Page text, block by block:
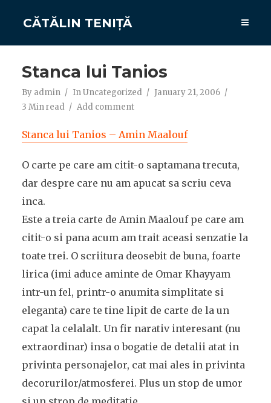
CĂTĂLIN TENIȚĂ
Stanca lui Tanios
By admin InUncategorized
January 21, 2006
3 Min read
Add comment
Stanca lui Tanios – Amin Maalouf
O carte pe care am citit-o saptamana trecuta,
dar despre care nu am apucat sa scriu ceva
inca.
Este a treia carte de Amin Maalouf pe care am
citit-o si pana acum am trait aceasi senzatie la
toate trei. O scriitura deosebit de buna, foarte
lirica (imi aduce aminte de Omar Khayyam
intr-un fel, printr-o anumita simplitate si
eleganta) care te tine lipit de carte de la un
capat la celalalt. Un fir narativ interesant (nu
extraordinar) insa o bogatie de detalii atat in
privinta personajelor, cat mai ales in privinta
decorurilor/atmosferei. Plus un stop de umor